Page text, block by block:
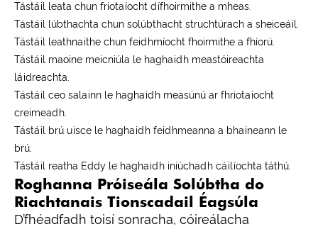
Tástáil leata chun friotaíocht dífhoirmithe a mheas.
Tástáil lúbthachta chun solúbthacht struchtúrach a sheiceáil.
Tástáil leathnaithe chun feidhmíocht fhoirmithe a fhíorú.
Tástáil maoine meicniúla le haghaidh meastóireachta
láidreachta.
Tástáil ceo salainn le haghaidh measúnú ar fhriotaíocht
creimeadh.
Tástáil brú uisce le haghaidh feidhmeanna a bhaineann le
brú.
Tástáil reatha Eddy le haghaidh iniúchadh cáilíochta táthú.
Roghanna Próiseála Solúbtha do
Riachtanais Tionscadail Éagsúla
D’fhéadfadh toisí sonracha, cóireálacha